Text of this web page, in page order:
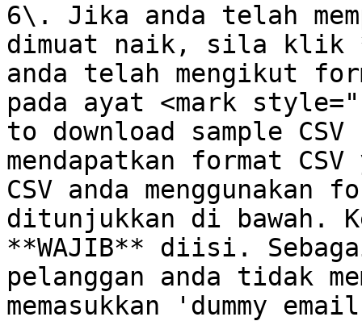
6\. Jika anda telah
dimuat naik, sila klik
anda telah mengikut
pada ayat <mark
to download sample
mendapatkan format
CSV anda menggunakan
ditunjukkan di bawah.
**WAJIB** diisi.
pelanggan anda tidak
memasukkan 'dummy